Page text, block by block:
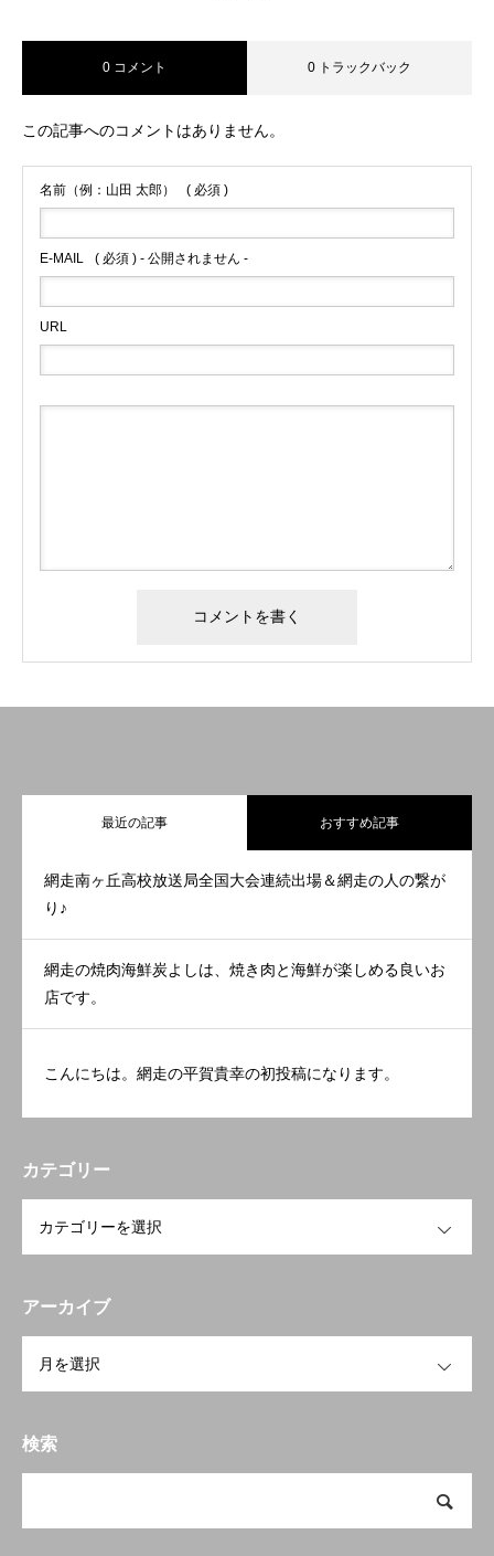
0 コメント 0 トラックバック
この記事へのコメントはありません。
名前（例：山田 太郎） ( 必須 )
E-MAIL ( 必須 ) - 公開されません -
URL
最近の記事 おすすめ記事
網走南ヶ丘高校放送局全国大会連続出場＆網走の人の繋が
り♪
網走の焼肉海鮮炭よしは、焼き肉と海鮮が楽しめる良いお
店です。
こんにちは。網走の平賀貴幸の初投稿になります。
カテゴリー
アーカイブ
検索